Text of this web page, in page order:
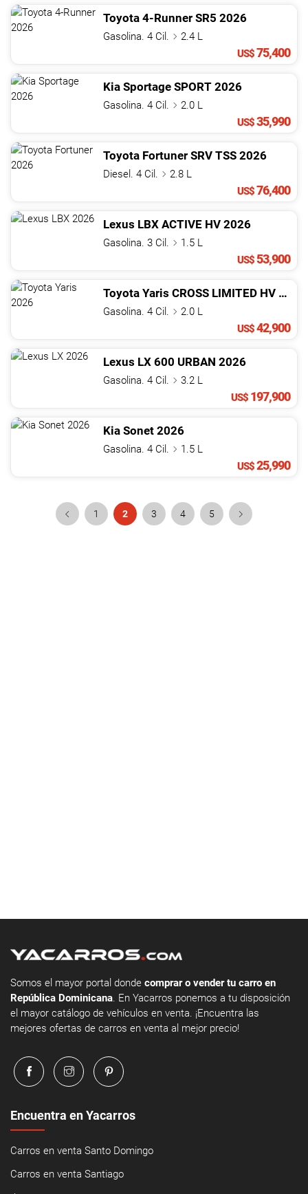
Toyota 4-Runner SR5 2026
Gasolina. 4 Cil.
2.4 L
US$75,400
Kia Sportage SPORT 2026
Gasolina. 4 Cil.
2.0 L
US$35,990
Toyota Fortuner SRV TSS 2026
Diesel. 4 Cil.
2.8 L
US$76,400
Lexus LBX ACTIVE HV 2026
Gasolina. 3 Cil.
1.5 L
US$53,900
Toyota Yaris CROSS LIMITED HV 2026
Gasolina. 4 Cil.
2.0 L
US$42,900
Lexus LX 600 URBAN 2026
Gasolina. 4 Cil.
3.2 L
US$ 197,900
Kia Sonet 2026
Gasolina. 4 Cil.
1.5 L
US$25,990
1 2 3 4 5
Somos el mayor portal donde comprar o vender tu carro en
República Dominicana. En Yacarros ponemos a tu disposición
el mayor catálogo de vehículos en venta. ¡Encuentra las
mejores ofertas de carros en venta al mejor precio!
Encuentra en Yacarros
Carros en venta Santo Domingo
Carros en venta Santiago